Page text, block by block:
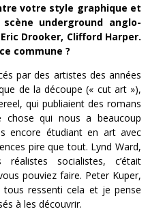
votre style graphique et
underground anglo-
Drooker, Clifford Harper.
commune ?
par des artistes des années
de la découpe (« cut art »),
qui publiaient des romans
chose qui nous a beaucoup
encore étudiant en art avec
pire que tout. Lynd Ward,
socialistes, c’était
pouviez faire. Peter Kuper,
ressenti cela et je pense
à les découvrir.